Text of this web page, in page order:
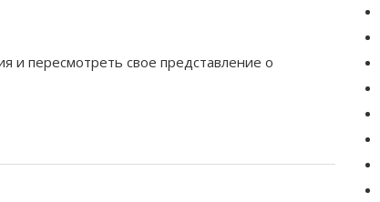
и пересмотреть свое представление о